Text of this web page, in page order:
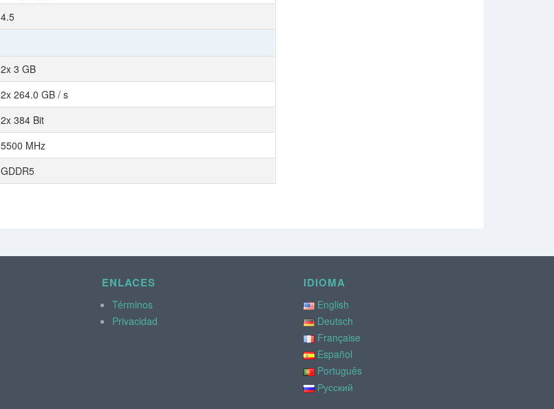
4.5
2x 3 GB
2x 264.0 GB / s
2x 384 Bit
5500 MHz
GDDR5
ENLACES
Términos
Privacidad
IDIOMA
English
Deutsch
Française
Español
Português
Русский